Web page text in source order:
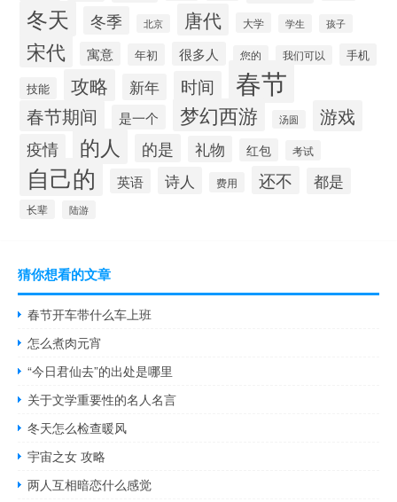
冬天 冬季 北京 唐代 大学 学生 孩子
宋代 寓意 年初 很多人 您的 我们可以
手机
技能
攻略 新年 时间 春节
春节期间 是一个 梦幻西游 汤圆 游戏
疫情 的人 的是 礼物 红包 考试
自己的 英语 诗人 费用 还不 都是
长辈 陆游
猜你想看的文章
春节开车带什么车上班
怎么煮肉元宵
“今日君仙去”的出处是哪里
关于文学重要性的名人名言
冬天怎么检查暖风
宇宙之女 攻略
两人互相暗恋什么感觉